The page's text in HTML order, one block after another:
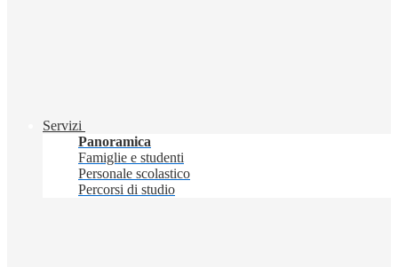
Servizi
Panoramica
Famiglie e studenti
Personale scolastico
Percorsi di studio